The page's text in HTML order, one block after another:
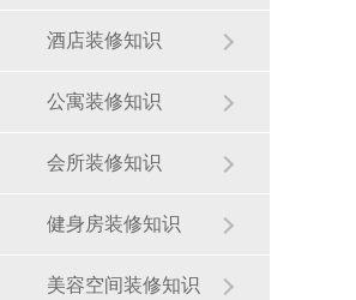
酒店装修知识
公寓装修知识
会所装修知识
健身房装修知识
美容空间装修知识